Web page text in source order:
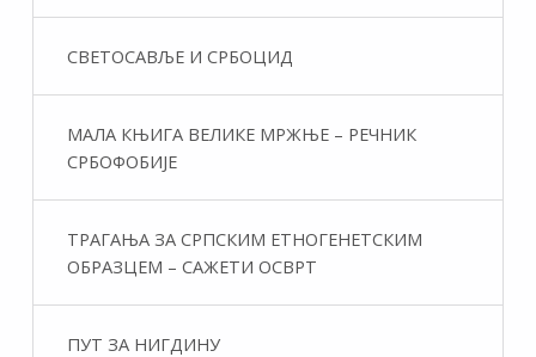
СВЕТОСАВЉЕ И СРБОЦИД
МАЛА КЊИГА ВЕЛИКЕ МРЖЊЕ – РЕЧНИК
СРБОФОБИЈЕ
ТРАГАЊА ЗА СРПСКИМ ЕТНОГЕНЕТСКИМ
ОБРАЗЦЕМ – САЖЕТИ ОСВРТ
ПУТ ЗА НИГДИНУ